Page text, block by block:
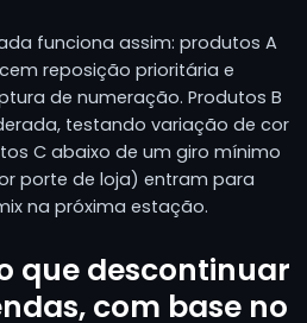
funciona assim: produtos A
reposição prioritária e
de numeração. Produtos B
testando variação de cor
C abaixo de um giro mínimo
porte de loja) entram para
na próxima estação.
que descontinuar
com base no